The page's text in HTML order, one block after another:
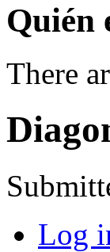
Quién
There
Log